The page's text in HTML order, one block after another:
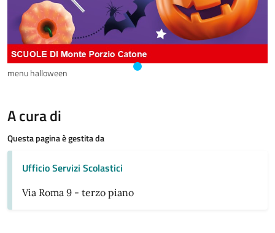
menu halloween
A cura di
Questa pagina è gestita da
Ufficio Servizi Scolastici
Via Roma 9 - terzo piano